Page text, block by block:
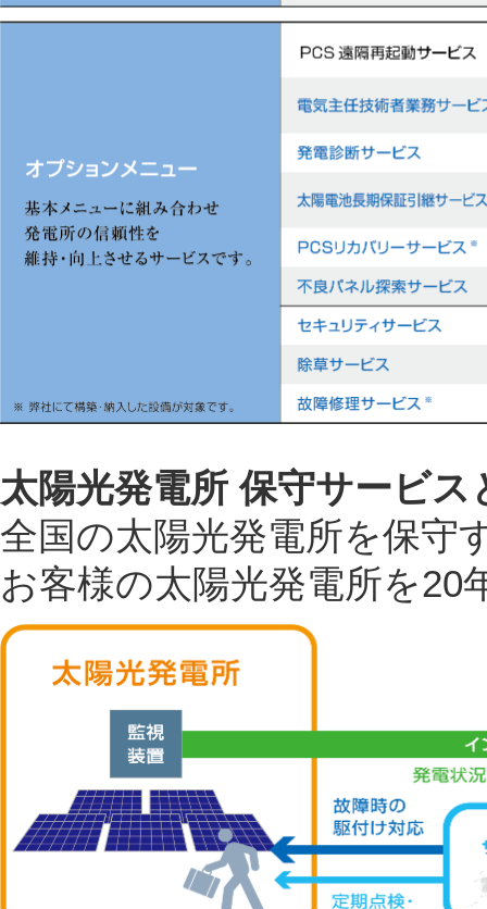
太陽光発電所 保守サービス
全国の太陽光発電所を保守
お客様の太陽光発電所を20